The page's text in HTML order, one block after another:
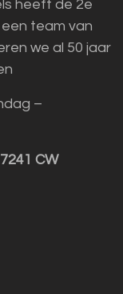
heeft de 2e
team van
we al 50 jaar
–
CW